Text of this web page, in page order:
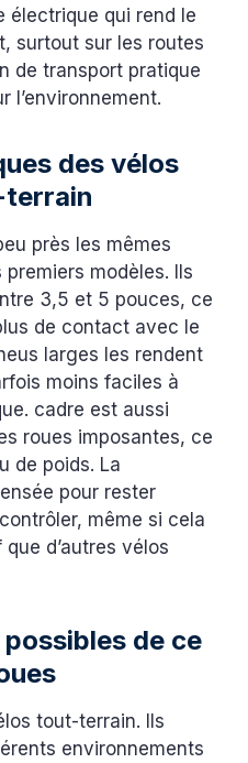
électrique qui rend le
surtout sur les routes
de transport pratique
l’environnement.
des vélos
près les mêmes
modèles. Ils
3,5 et 5 pouces, ce
de contact avec le
larges les rendent
moins faciles à
cadre est aussi
roues imposantes, ce
de poids. La
pour rester
même si cela
d’autres vélos
de ce
tout-terrain. Ils
environnements